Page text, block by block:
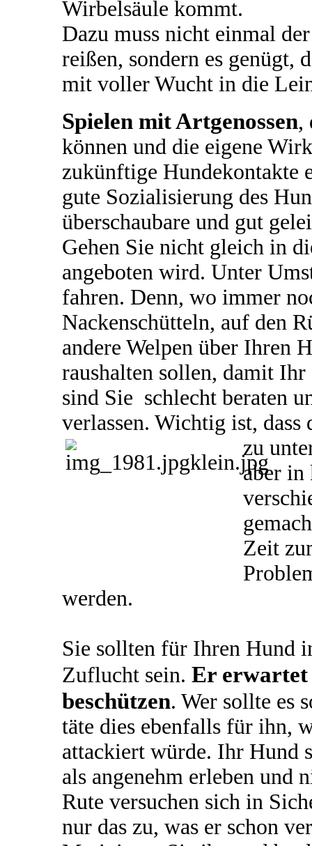
Wirbelsäule kommt.
Dazu muss nicht einmal
reißen, sondern es genügt,
mit voller Wucht in die
Spielen mit Artgenossen,
können und die eigene
zukünftige Hundekontakte
gute Sozialisierung des
überschaubare und gut
Gehen Sie nicht gleich in
angeboten wird. Unter
fahren. Denn, wo immer
Nackenschütteln, auf den
andere Welpen über Ihren
raushalten sollen, damit
sind Sie schlecht beraten
verlassen. Wichtig ist,
zu
aber in
Zeit
werden.
Sie sollten für Ihren Hund
Zuflucht sein. Er erwartet
beschützen. Wer sollte es
täte dies ebenfalls für ihn,
attackiert würde. Ihr Hund
als angenehm erleben und
Rute versuchen sich in
nur das zu, was er schon